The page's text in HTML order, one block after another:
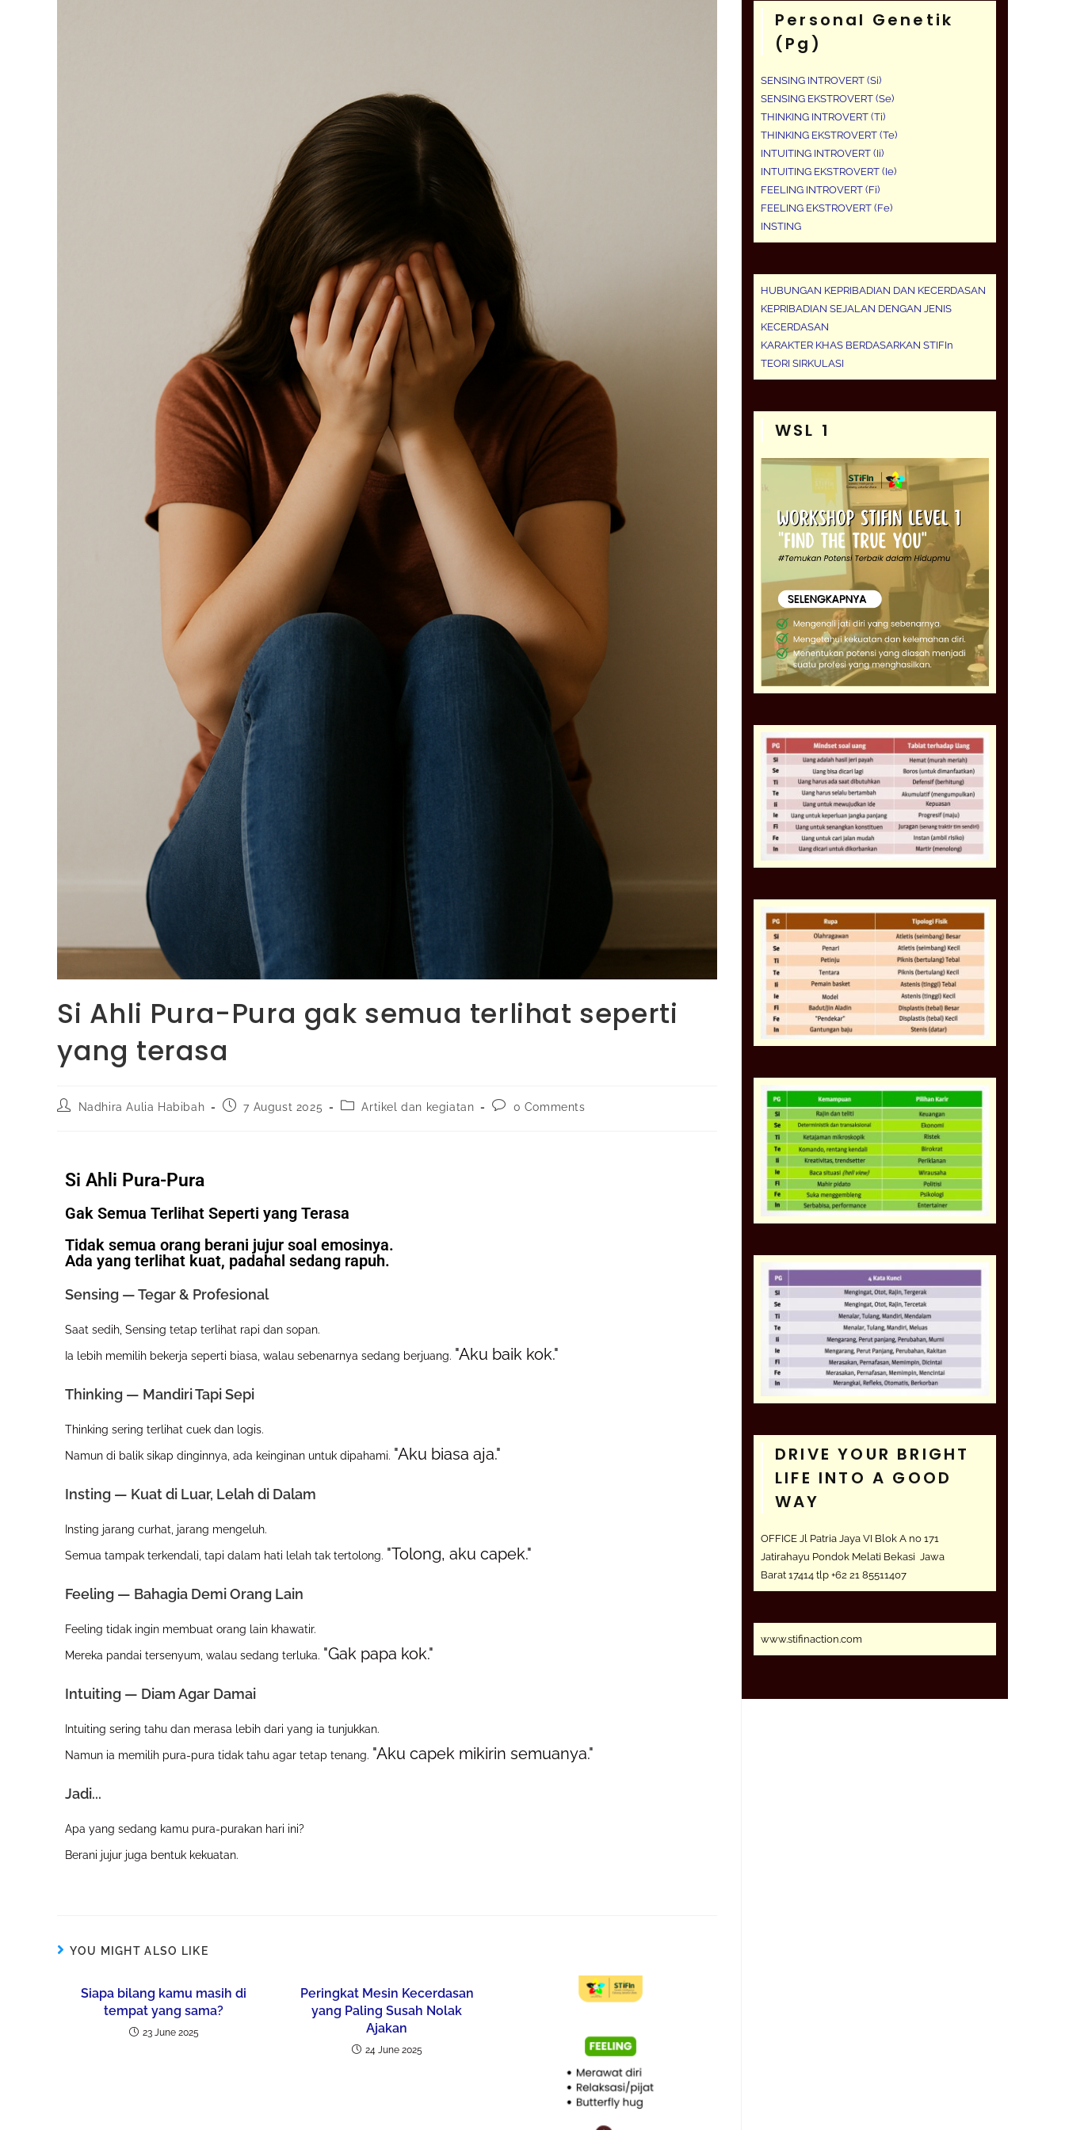
Si Ahli Pura-Pura gak semua terlihat seperti
yang terasa
Nadhira Aulia Habibah 7 August 2025 Artikel dan kegiatan 0 Comments
Si Ahli Pura-Pura
Gak Semua Terlihat Seperti yang Terasa
Tidak semua orang berani jujur soal emosinya.
Ada yang terlihat kuat, padahal sedang rapuh.
Sensing — Tegar & Profesional
Saat sedih, Sensing tetap terlihat rapi dan sopan.
Ia lebih memilih bekerja seperti biasa, walau sebenarnya sedang berjuang. "Aku baik kok."
Thinking — Mandiri Tapi Sepi
Thinking sering terlihat cuek dan logis.
Namun di balik sikap dinginnya, ada keinginan untuk dipahami. "Aku biasa aja."
Insting — Kuat di Luar, Lelah di Dalam
Insting jarang curhat, jarang mengeluh.
Semua tampak terkendali, tapi dalam hati lelah tak tertolong. "Tolong, aku capek."
Feeling — Bahagia Demi Orang Lain
Feeling tidak ingin membuat orang lain khawatir.
Mereka pandai tersenyum, walau sedang terluka. "Gak papa kok."
Intuiting — Diam Agar Damai
Intuiting sering tahu dan merasa lebih dari yang ia tunjukkan.
Namun ia memilih pura-pura tidak tahu agar tetap tenang. "Aku capek mikirin semuanya."
Jadi...
Apa yang sedang kamu pura-purakan hari ini?
Berani jujur juga bentuk kekuatan.
YOU MIGHT ALSO LIKE
Siapa bilang kamu masih di
tempat yang sama?
23 June 2025
Peringkat Mesin Kecerdasan
yang Paling Susah Nolak
Ajakan
24 June 2025
Personal Genetik
(pg)
SENSING INTROVERT (Si)
SENSING EKSTROVERT (Se)
THINKING INTROVERT (Ti)
THINKING EKSTROVERT (Te)
INTUITING INTROVERT (Ii)
INTUITING EKSTROVERT (Ie)
FEELING INTROVERT (Fi)
FEELING EKSTROVERT (Fe)
INSTING
HUBUNGAN KEPRIBADIAN DAN KECERDASAN
KEPRIBADIAN SEJALAN DENGAN JENIS
KECERDASAN
KARAKTER KHAS BERDASARKAN STIFIn
TEORI SIRKULASI
WSL 1
DRIVE YOUR BRIGHT
LIFE INTO A GOOD
WAY
OFFICE Jl Patria Jaya VI Blok A no 171
Jatirahayu Pondok Melati Bekasi Jawa
Barat 17414 tlp +62 21 85511407
www.stifinaction.com